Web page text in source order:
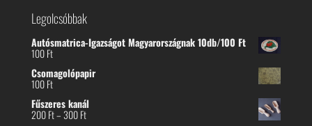
Legolcsóbbak
Autósmatrica-Igazságot Magyarországnak 10db/100 Ft
100Ft
Csomagolópapir
100Ft
Fűszeres kanál
200Ft–300FtÁrtartomány: